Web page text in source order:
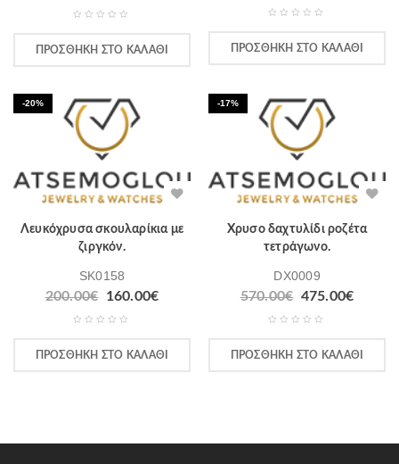
ΠΡΟΣΘΉΚΗ ΣΤΟ ΚΑΛΆΘΙ ΠΡΟΣΘΉΚΗ ΣΤΟ ΚΑΛΆΘΙ
-20%
Λευκόχρυσα σκουλαρίκια με
ζιργκόν.
SK0158
200.00€ 160.00€
ΠΡΟΣΘΉΚΗ ΣΤΟ ΚΑΛΆΘΙ
-17%
Χρυσο δαχτυλίδι ροζέτα
τετράγωνο.
DX0009
570.00€ 475.00€
ΠΡΟΣΘΉΚΗ ΣΤΟ ΚΑΛΆΘΙ